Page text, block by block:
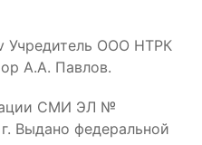
Учредитель ООО НТРК
А.А. Павлов.
СМИ ЭЛ №
Выдано федеральной